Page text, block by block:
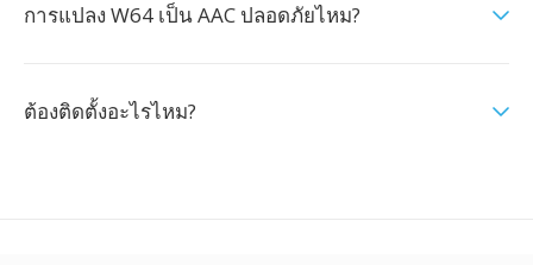
การแปลง W64 เป็น AAC ปลอดภัยไหม?
ต้องติดตั้งอะไรไหม?